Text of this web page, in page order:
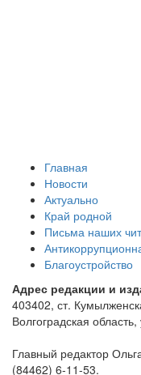
Главная
Новости
Актуально
Край родной
Письма наших
Благоустройство
Адрес редакции и
403402, ст.
Волгоградская
Главный редактор
(84462) 6-11-53.